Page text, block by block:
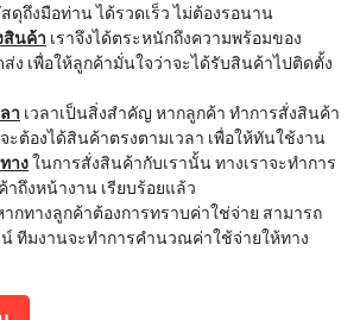
ดุถึงมือท่าน ได้รวดเร็ว ไม่ต้องรอนาน
สินค้า เราจึงได้ตระหนักถึงความพร้อมของ
ง เพื่อให้ลูกค้ามั่นใจว่าจะได้รับสินค้าไปติดตั้ง
า เวลาเป็นสิ่งสำคัญ หากลูกค้า ทำการสั่งสินค้า
ะต้องได้สินค้าตรงตามเวลา เพื่อให้ทันใช้งาน
างในการสั่งสินค้ากับเรานั้น ทางเราจะทำการ
าถึงหน้างาน เรียบร้อยแล้ว
ากทางลูกค้าต้องการทราบค่าใช่จ่าย สามารถ
ทีมงานจะทำการคำนวณค่าใช้จ่ายให้ทาง